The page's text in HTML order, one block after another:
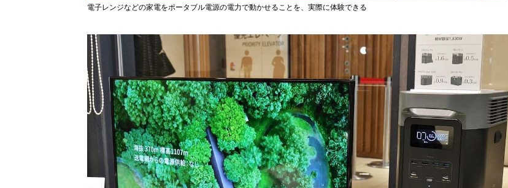
電子レンジなどの家電をポータブル電源の電力で動かせることを、実際に体験できる